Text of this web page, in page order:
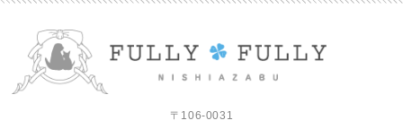
〒106-0031